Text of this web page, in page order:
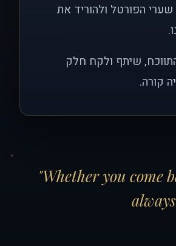
הפורטל ולהוריד את
שיתף ולקח חלק
קורה.
"Whether you come